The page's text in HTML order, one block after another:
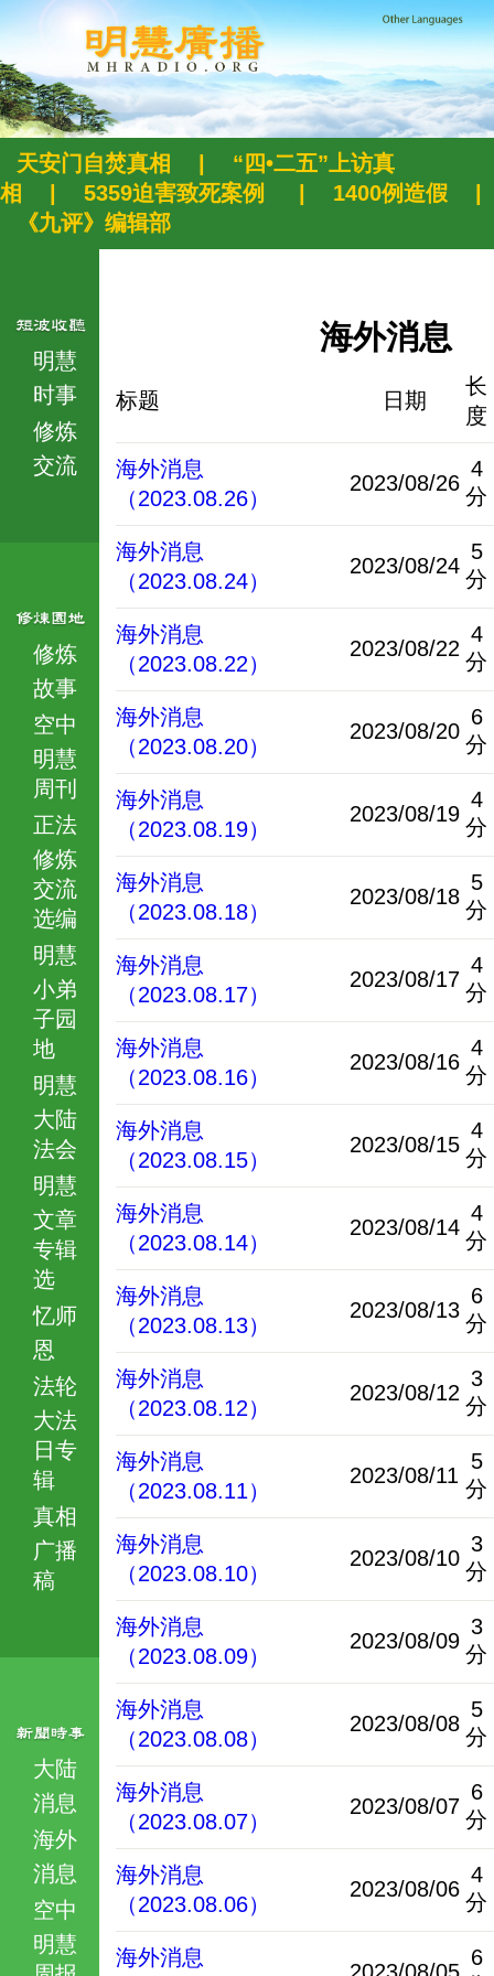
天安门自焚真相
“四•二五”上访真
相
5359迫害致死案例 1400例造假
《九评》编辑部
明慧
时事
修炼
交流
修炼
故事
空中
明慧
周刊
正法
修炼
交流
选编
明慧
小弟
子园
地
明慧
大陆
法会
明慧
文章
专辑
选
忆师
恩
法轮
大法
日专
辑
真相
广播
稿
大陆
消息
海外
消息
空中
明慧
周报
海外消息
标题 日期
长
度
海外消息
（2023.08.26）
2023/08/26
4
分
海外消息
（2023.08.24）
2023/08/24
5
分
海外消息
（2023.08.22）
2023/08/22
4
分
海外消息
（2023.08.20）
2023/08/20
6
分
海外消息
（2023.08.19）
2023/08/19
4
分
海外消息
（2023.08.18）
2023/08/18
5
分
海外消息
（2023.08.17）
2023/08/17
4
分
海外消息
（2023.08.16）
2023/08/16
4
分
海外消息
（2023.08.15）
2023/08/15
4
分
海外消息
（2023.08.14）
2023/08/14
4
分
海外消息
（2023.08.13）
2023/08/13
6
分
海外消息
（2023.08.12）
2023/08/12
3
分
海外消息
（2023.08.11）
2023/08/11
5
分
海外消息
（2023.08.10）
2023/08/10
3
分
海外消息
（2023.08.09）
2023/08/09
3
分
海外消息
（2023.08.08）
2023/08/08
5
分
海外消息
（2023.08.07）
2023/08/07
6
分
海外消息
（2023.08.06）
2023/08/06
4
分
海外消息
6